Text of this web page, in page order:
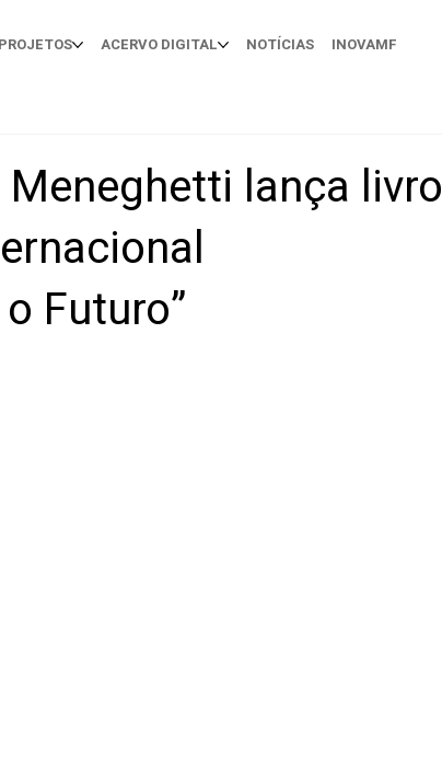
PROJETOS ACERVO DIGITAL NOTÍCIAS INOVAMF
lança livro
Futuro”